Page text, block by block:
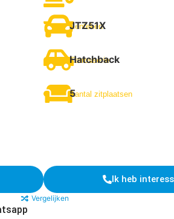
Kenteken
JTZ51X
Carrosserie
Hatchback
Aantal zitplaatsen
5
Ik heb
Vergelijken